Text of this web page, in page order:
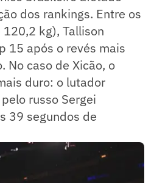
dos rankings. Entre os
kg), Tallison
15 após o revés mais
No caso de Xicão, o
duro: o lutador
russo Sergei
39 segundos de